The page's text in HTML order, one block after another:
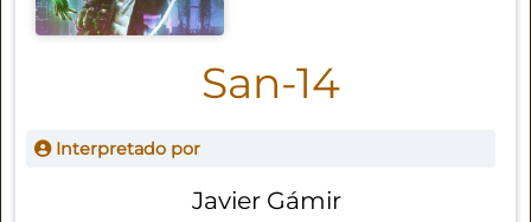
San-14
Interpretado por
Javier Gámir